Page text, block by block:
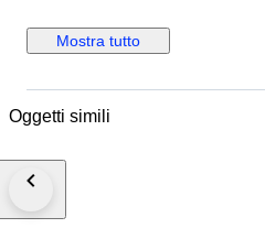
preservation Please check the pictures for
reference/description/impression Please check my other items: click on
the-USA/Overstreet-grading-system.
NearMint/Mint(NM/M)-9.8
protected-and-shipped-with-registered-insured-mail
double-shipping-costs-I-will-always-
Mostra tutto
Oggetti simili